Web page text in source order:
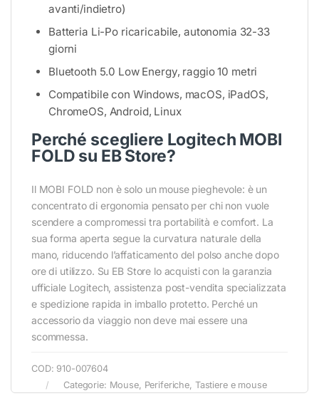
Conferma
avanti/indietro)
Batteria Li-Po ricaricabile, autonomia 32-33
giorni
Bluetooth 5.0 Low Energy, raggio 10 metri
Compatibile con Windows, macOS, iPadOS,
ChromeOS, Android, Linux
Perché scegliere Logitech MOBI
FOLD su EB Store?
Il MOBI FOLD non è solo un mouse pieghevole: è un
concentrato di ergonomia pensato per chi non vuole
scendere a compromessi tra portabilità e comfort. La
sua forma aperta segue la curvatura naturale della
mano, riducendo l’affaticamento del polso anche dopo
ore di utilizzo. Su EB Store lo acquisti con la garanzia
ufficiale Logitech, assistenza post-vendita specializzata
e spedizione rapida in imballo protetto. Perché un
accessorio da viaggio non deve mai essere una
scommessa.
COD: 910-007604
Categorie: Mouse, Periferiche, Tastiere e mouse
Conferma